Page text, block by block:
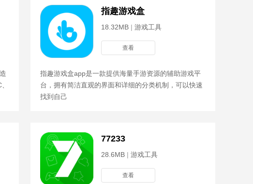
指趣游戏盒
18.32MB | 游戏工具
查看
指趣游戏盒app是一款提供海量手游资源的辅助游戏平
台，拥有简洁直观的界面和详细的分类机制，可以快速
找到自己
77233
28.6MB | 游戏工具
查看